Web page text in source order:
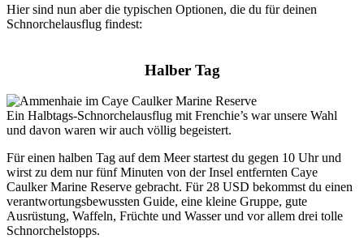
Hier sind nun aber die typischen Optionen, die du für deinen
Schnorchelausflug findest:
Halber Tag
Ein Halbtags-Schnorchelausflug mit Frenchie’s war unsere Wahl
und davon waren wir auch völlig begeistert.
Für einen halben Tag auf dem Meer startest du gegen 10 Uhr und
wirst zu dem nur fünf Minuten von der Insel entfernten Caye
Caulker Marine Reserve gebracht. Für 28 USD bekommst du einen
verantwortungsbewussten Guide, eine kleine Gruppe, gute
Ausrüstung, Waffeln, Früchte und Wasser und vor allem drei tolle
Schnorchelstopps.